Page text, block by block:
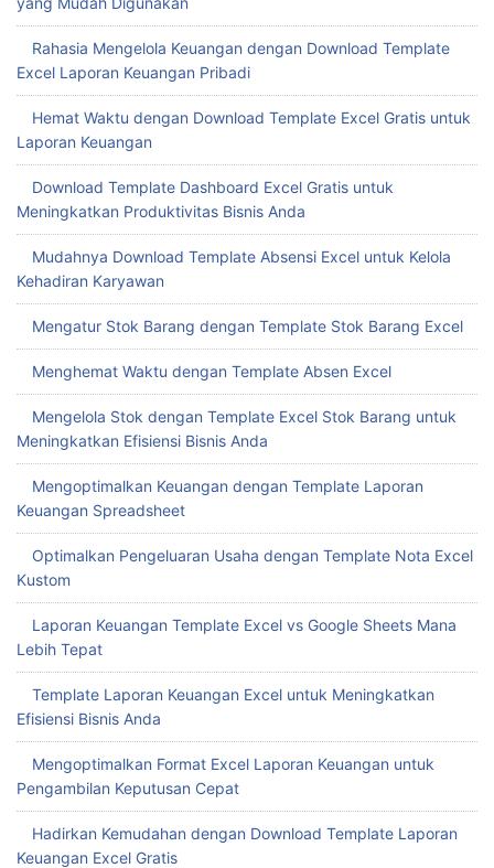
Rahasia Mengelola Keuangan dengan Download Template
Excel Laporan Keuangan Pribadi
Hemat Waktu dengan Download Template Excel Gratis untuk
Laporan Keuangan
Download Template Dashboard Excel Gratis untuk
Meningkatkan Produktivitas Bisnis Anda
Mudahnya Download Template Absensi Excel untuk Kelola
Kehadiran Karyawan
Mengatur Stok Barang dengan Template Stok Barang Excel
Menghemat Waktu dengan Template Absen Excel
Mengelola Stok dengan Template Excel Stok Barang untuk
Meningkatkan Efisiensi Bisnis Anda
Mengoptimalkan Keuangan dengan Template Laporan
Keuangan Spreadsheet
Optimalkan Pengeluaran Usaha dengan Template Nota Excel
Kustom
Laporan Keuangan Template Excel vs Google Sheets Mana
Lebih Tepat
Template Laporan Keuangan Excel untuk Meningkatkan
Efisiensi Bisnis Anda
Mengoptimalkan Format Excel Laporan Keuangan untuk
Pengambilan Keputusan Cepat
Hadirkan Kemudahan dengan Download Template Laporan
Keuangan Excel Gratis